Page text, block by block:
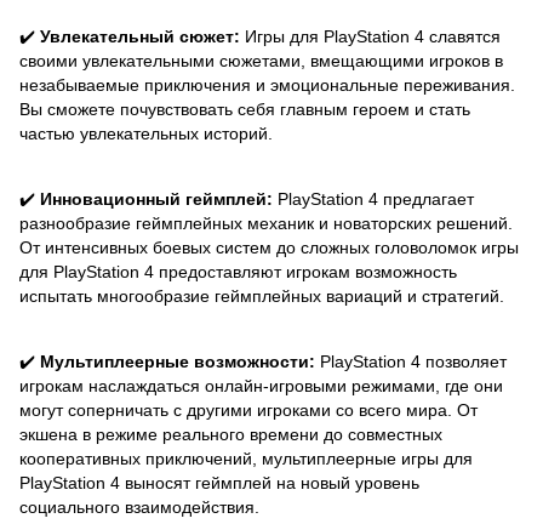
✔️ Увлекательный сюжет: Игры для PlayStation 4 славятся
своими увлекательными сюжетами, вмещающими игроков в
незабываемые приключения и эмоциональные переживания.
Вы сможете почувствовать себя главным героем и стать
частью увлекательных историй.
✔️ Инновационный геймплей: PlayStation 4 предлагает
разнообразие геймплейных механик и новаторских решений.
От интенсивных боевых систем до сложных головоломок игры
для PlayStation 4 предоставляют игрокам возможность
испытать многообразие геймплейных вариаций и стратегий.
✔️ Мультиплеерные возможности: PlayStation 4 позволяет
игрокам наслаждаться онлайн-игровыми режимами, где они
могут соперничать с другими игроками со всего мира. От
экшена в режиме реального времени до совместных
кооперативных приключений, мультиплеерные игры для
PlayStation 4 выносят геймплей на новый уровень
социального взаимодействия.